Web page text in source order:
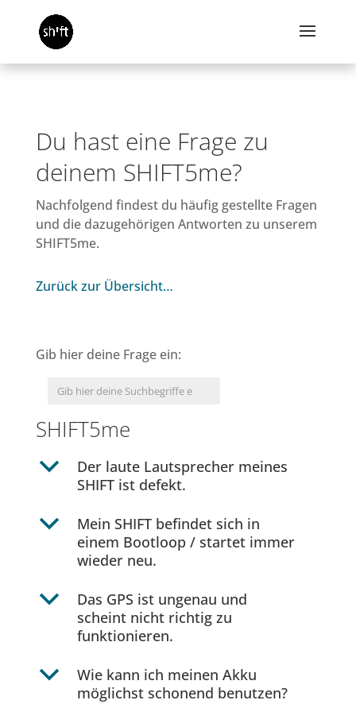
Du hast eine Frage zu
deinem SHIFT5me?
Nachfolgend findest du häufig gestellte Fragen
und die dazugehörigen Antworten zu unserem
SHIFT5me.
Zurück zur Übersicht…
Gib hier deine Frage ein:
SHIFT5me
b
Der laute Lautsprecher meines
SHIFT ist defekt.
b
Mein SHIFT befindet sich in
einem Bootloop / startet immer
wieder neu.
b
Das GPS ist ungenau und
scheint nicht richtig zu
funktionieren.
b
Wie kann ich meinen Akku
möglichst schonend benutzen?